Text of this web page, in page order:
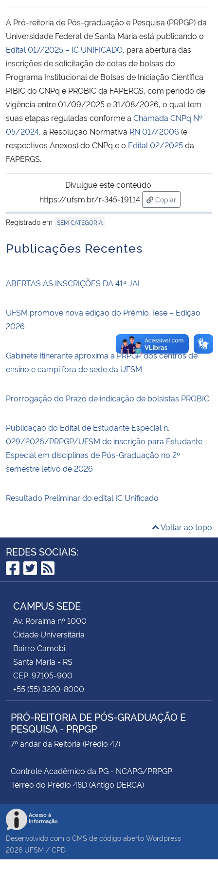
Ministério da Cidadania
Ministério da Saúde
Ministério de Minas e Energia
Ministério do Meio Ambiente
Ministério do Turismo
Ministério do Desenvolvimento Regional
Controladoria-Geral da União
Ministério da Mulher, da Família e dos Direitos Humanos
Advocacia-Geral da União
Planalto
A Pró-reitoria de Pós-graduação e Pesquisa (PRPGP) da
Universidade Federal de Santa Maria está publicando o
Edital 017/2025 – IC UNIFICADO, para abertura das
inscrições de solicitação de cotas de bolsas do
Programa Institucional de Bolsas de Iniciação Científica
PIBIC do CNPq e PROBIC da FAPERGS, com período de
vigência entre 01/09/2025 e 31/08/2026, o qual tem
suas etapas reguladas conforme a Chamada CNPq Nº
05/2024, a Resolução Normativa RN 017/2006 (e
respectivos Anexos) do CNPq e o Edital 02/2025da
FAPERGS.
Divulgue este conteúdo:
https://ufsm.br/r-345-19114
Copiar
para área de
Registrado em SEM CATEGORIA
Publicações Recentes
ABERTAS AS INSCRIÇÕES DA 41ª JAI
UFSM promove nova edição do Prêmio Tese – Edição
2026
Gabinete Itinerante aproxima a PRPGP dos centros de
ensino e campi fora de sede da UFSM
Prorrogação do Prazo de indicação de bolsistas PROBIC
Publicação do Edital de Estudante Especial n.
029/2026/PRPGP/UFSM de inscrição para Estudante
Especial em disciplinas de Pós-Graduação no 2º
semestre letivo de 2026
Resultado Preliminar do edital IC Unificado
Voltar ao topo
REDES SOCIAIS:
Facebook
Twitter
RSS
CAMPUS SEDE
Av. Roraima nº 1000
Cidade Universitária
Bairro Camobi
Santa Maria - RS
CEP: 97105-900
+55 (55) 3220-8000
PRÓ-REITORIA DE PÓS-GRADUAÇÃO E
PESQUISA - PRPGP
7º andar da Reitoria (Prédio 47)
Controle Acadêmico da PG - NCAPG/PRPGP
Térreo do Prédio 48D (Antigo DERCA)
Acesso à
Informação
Desenvolvido com o CMS de código aberto Wordpress
2026 UFSM / CPD